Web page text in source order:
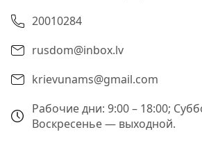
20010284
rusdom@inbox.lv
krievunams@gmail.com
Рабочие дни: 9:00 – 18:00;
Воскресенье — выходной.